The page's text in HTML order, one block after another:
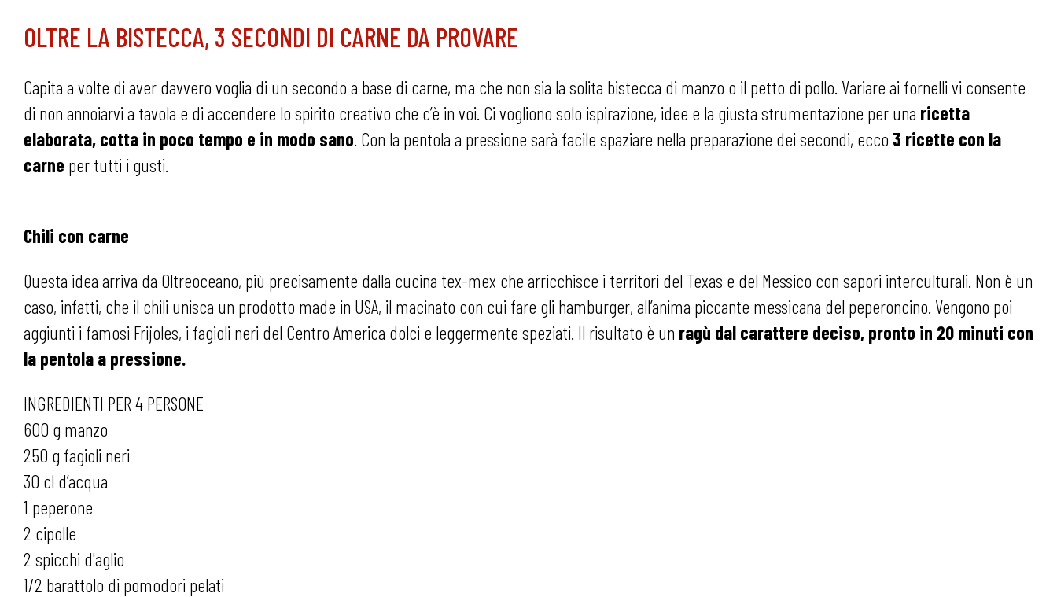
OLTRE LA BISTECCA, 3 SECONDI DI CARNE DA PROVARE
Capita a volte di aver davvero voglia di un secondo a base di carne, ma che non sia la solita bistecca di manzo o il petto di pollo. Variare ai fornelli vi consente
di non annoiarvi a tavola e di accendere lo spirito creativo che c’è in voi. Ci vogliono solo ispirazione, idee e la giusta strumentazione per una ricetta
elaborata, cotta in poco tempo e in modo sano. Con la pentola a pressione sarà facile spaziare nella preparazione dei secondi, ecco 3 ricette con la
carne per tutti i gusti.
Chili con carne
Questa idea arriva da Oltreoceano, più precisamente dalla cucina tex-mex che arricchisce i territori del Texas e del Messico con sapori interculturali. Non è un
caso, infatti, che il chili unisca un prodotto made in USA, il macinato con cui fare gli hamburger, all’anima piccante messicana del peperoncino. Vengono poi
aggiunti i famosi Frijoles, i fagioli neri del Centro America dolci e leggermente speziati. Il risultato è un ragù dal carattere deciso, pronto in 20 minuti con
la pentola a pressione.
INGREDIENTI PER 4 PERSONE
600 g manzo
250 g fagioli neri
30 cl d’acqua
1 peperone
2 cipolle
2 spicchi d'aglio
1/2 barattolo di pomodori pelati